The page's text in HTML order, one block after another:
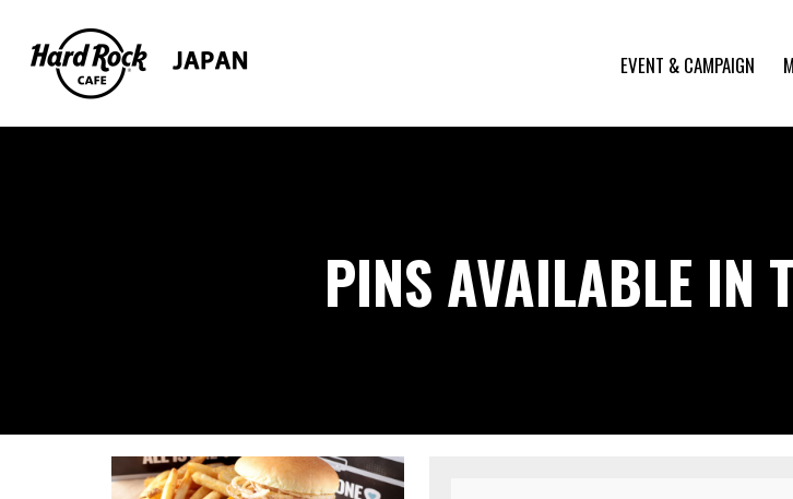
EVENT & CAMPAIGN
PINS AVAILABLE IN